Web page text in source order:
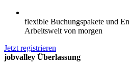
flexible Buchungspakete und
Arbeitswelt von morgen
Jetzt registrieren
jobvalley Überlassung